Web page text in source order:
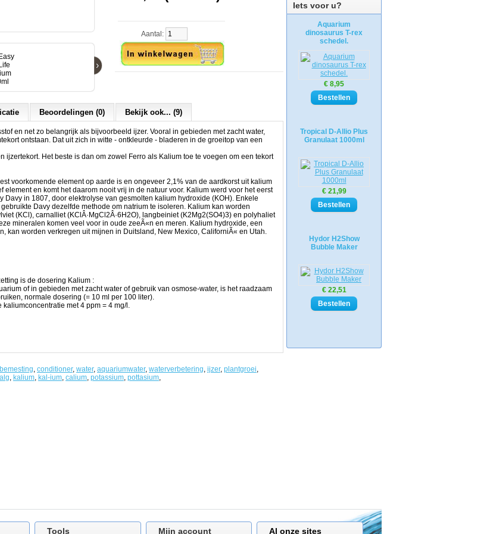
Iets voor u?
Aquarium
dinosaurus T-rex
schedel.
€ 8,95
Tropical D-Allio Plus
Granulaat 1000ml
€ 21,99
Hydor H2Show
Bubble Maker
€ 22,51
›
Aantal:
Beoordelingen (0) Bekijk ook... (9)
en net zo belangrijk als bijvoorbeeld ijzer. Vooral in gebieden met zacht water,
ontstaan. Dat uit zich in witte - ontkleurde - bladeren in de groeitop van een
ijzertekort. Het beste is dan om zowel Ferro als Kalium toe te voegen om een tekort
voorkomende element op aarde is en ongeveer 2,1% van de aardkorst uit kalium
element en komt het daarom nooit vrij in de natuur voor. Kalium werd voor het eerst
Davy in 1807, door elektrolyse van gesmolten kalium hydroxide (KOH). Enkele
Davy dezelfde methode om natrium te isoleren. Kalium kan worden
(KCl), carnalliet (KClÂ·MgCl2Â·6H2O), langbeiniet (K2Mg2(SO4)3) en polyhaliet
mineralen komen veel voor in oude zeeÃ«n en meren. Kalium hydroxide, een
kan worden verkregen uit mijnen in Duitsland, New Mexico, CaliforniÃ« en Utah.
is de dosering Kalium :
of in gebieden met zacht water of gebruik van osmose-water, is het raadzaam
normale dosering (= 10 ml per 100 liter).
met 4 ppm = 4 mg/l.
bemesting, conditioner, water, aquariumwater, waterverbetering, ijzer, plantgroei,
alg, kalium, kal-ium, calium, potassium, pottasium,
Tools Mijn account Al onze sites